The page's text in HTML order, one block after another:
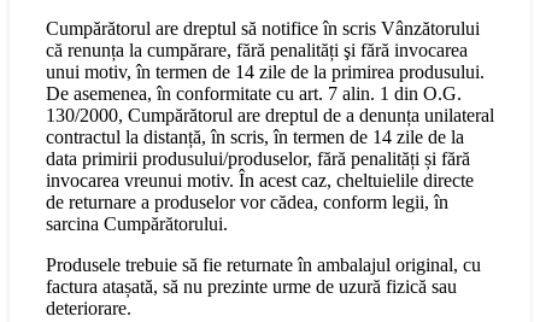
Cumpărătorul are dreptul să notifice în scris Vânzătorului
că renunța la cumpărare, fără penalități şi fără invocarea
unui motiv, în termen de 14 zile de la primirea produsului.
De asemenea, în conformitate cu art. 7 alin. 1 din O.G.
130/2000, Cumpărătorul are dreptul de a denunța unilateral
contractul la distanță, în scris, în termen de 14 zile de la
data primirii produsului/produselor, fără penalități și fără
invocarea vreunui motiv. În acest caz, cheltuielile directe
de returnare a produselor vor cădea, conform legii, în
sarcina Cumpărătorului.
Produsele trebuie să fie returnate în ambalajul original, cu
factura atașată, să nu prezinte urme de uzură fizică sau
deteriorare.